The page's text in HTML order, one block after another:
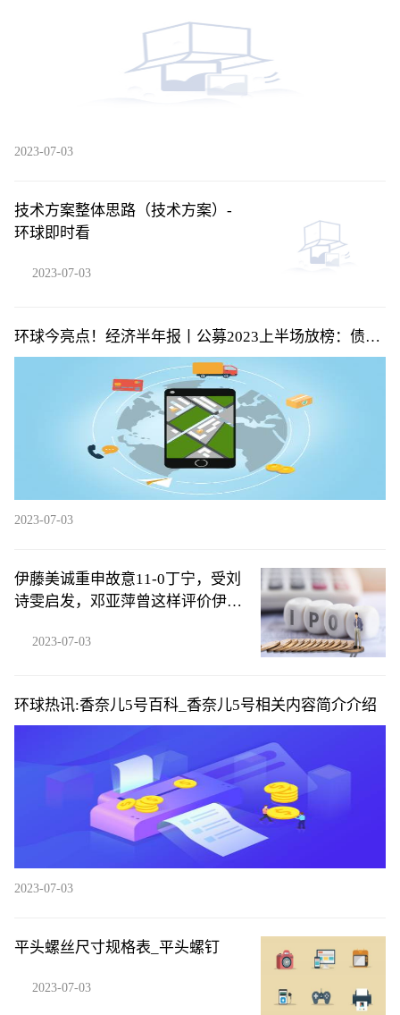
2023-07-03
技术方案整体思路（技术方案）-
环球即时看
2023-07-03
环球今亮点！经济半年报丨公募2023上半场放榜：债基
扛新发大旗，主动权益基金近六成亏损
2023-07-03
伊藤美诚重申故意11-0丁宁，受刘
诗雯启发，邓亚萍曾这样评价伊
2023-07-03
环球热讯:香奈儿5号百科_香奈儿5号相关内容简介介绍
2023-07-03
平头螺丝尺寸规格表_平头螺钉
2023-07-03